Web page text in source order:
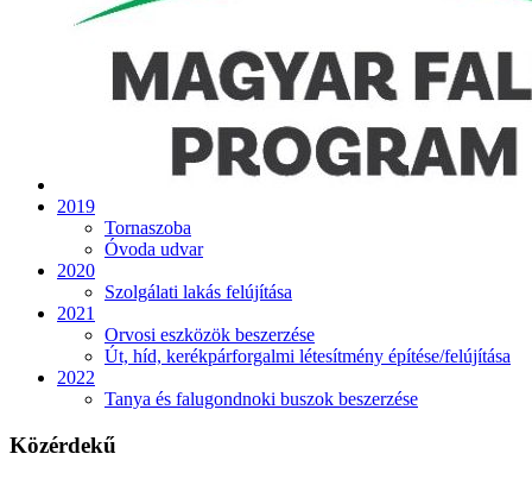
2019
Tornaszoba
Óvoda udvar
2020
Szolgálati lakás felújítása
2021
Orvosi eszközök beszerzése
Út, híd, kerékpárforgalmi létesítmény építése/felújítása
2022
Tanya és falugondnoki buszok beszerzése
Közérdekű